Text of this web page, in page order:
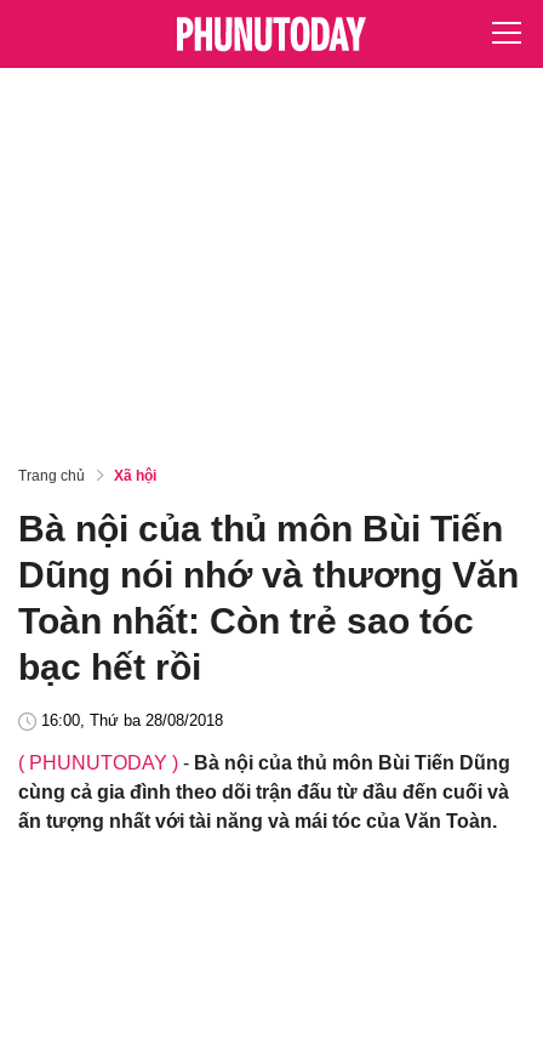
Trang chủ Xã hội
Bà nội của thủ môn Bùi Tiến
Dũng nói nhớ và thương Văn
Toàn nhất: Còn trẻ sao tóc
bạc hết rồi
16:00, Thứ ba 28/08/2018
( PHUNUTODAY ) - Bà nội của thủ môn Bùi Tiến Dũng
cùng cả gia đình theo dõi trận đấu từ đầu đến cuối và
ấn tượng nhất với tài năng và mái tóc của Văn Toàn.